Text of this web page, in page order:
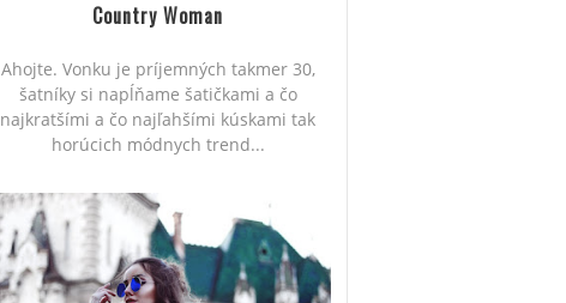
Country Woman
Ahojte. Vonku je príjemných takmer 30,
šatníky si napĺňame šatičkami a čo
najkratšími a čo najľahšími kúskami tak
horúcich módnych trend...